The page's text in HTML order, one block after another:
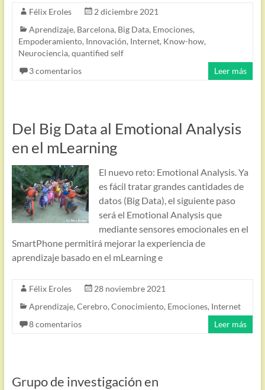
Félix Eroles
2 diciembre 2021
Aprendizaje, Barcelona, Big Data, Emociones,
Empoderamiento, Innovación, Internet, Know-how,
Neurociencia, quantified self
3 comentarios
Leer más
Del Big Data al Emotional Analysis
en el mLearning
El nuevo reto: Emotional Analysis. Ya
es fácil tratar grandes cantidades de
datos (Big Data), el siguiente paso
será el Emotional Analysis que
mediante sensores emocionales en el
SmartPhone permitirá mejorar la experiencia de
aprendizaje basado en el mLearning e
Félix Eroles
28 noviembre 2021
Aprendizaje, Cerebro, Conocimiento, Emociones, Internet
8 comentarios
Leer más
Grupo de investigación en